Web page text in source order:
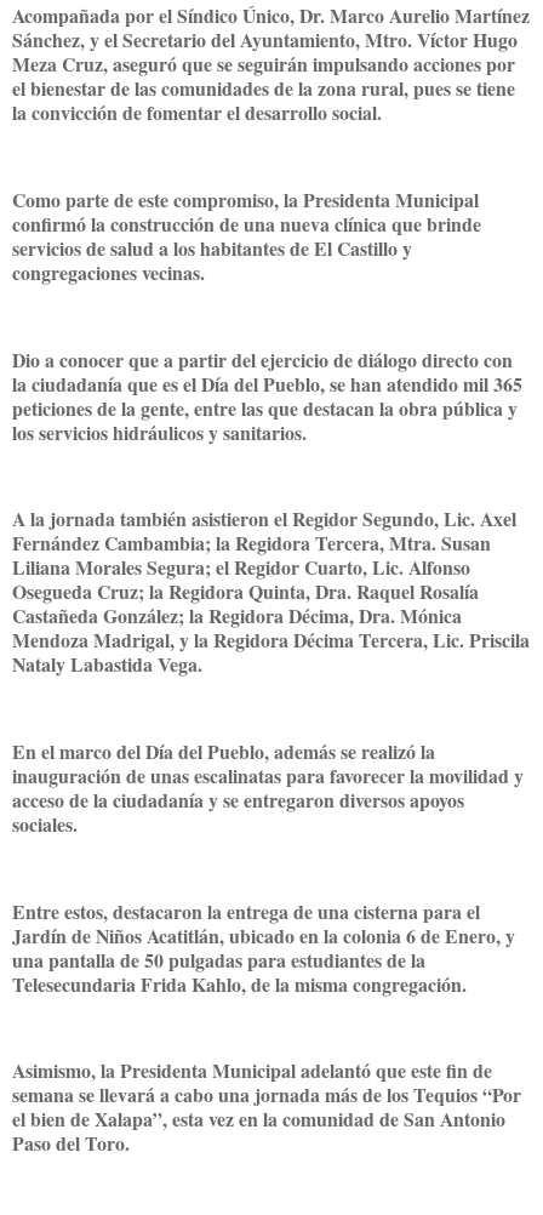
Acompañada por el Síndico Único, Dr. Marco Aurelio Martínez
Sánchez, y el Secretario del Ayuntamiento, Mtro. Víctor Hugo
Meza Cruz, aseguró que se seguirán impulsando acciones por
el bienestar de las comunidades de la zona rural, pues se tiene
la convicción de fomentar el desarrollo social.
Como parte de este compromiso, la Presidenta Municipal
confirmó la construcción de una nueva clínica que brinde
servicios de salud a los habitantes de El Castillo y
congregaciones vecinas.
Dio a conocer que a partir del ejercicio de diálogo directo con
la ciudadanía que es el Día del Pueblo, se han atendido mil 365
peticiones de la gente, entre las que destacan la obra pública y
los servicios hidráulicos y sanitarios.
A la jornada también asistieron el Regidor Segundo, Lic. Axel
Fernández Cambambia; la Regidora Tercera, Mtra. Susan
Liliana Morales Segura; el Regidor Cuarto, Lic. Alfonso
Osegueda Cruz; la Regidora Quinta, Dra. Raquel Rosalía
Castañeda González; la Regidora Décima, Dra. Mónica
Mendoza Madrigal, y la Regidora Décima Tercera, Lic. Priscila
Nataly Labastida Vega.
En el marco del Día del Pueblo, además se realizó la
inauguración de unas escalinatas para favorecer la movilidad y
acceso de la ciudadanía y se entregaron diversos apoyos
sociales.
Entre estos, destacaron la entrega de una cisterna para el
Jardín de Niños Acatitlán, ubicado en la colonia 6 de Enero, y
una pantalla de 50 pulgadas para estudiantes de la
Telesecundaria Frida Kahlo, de la misma congregación.
Asimismo, la Presidenta Municipal adelantó que este fin de
semana se llevará a cabo una jornada más de los Tequios “Por
el bien de Xalapa”, esta vez en la comunidad de San Antonio
Paso del Toro.